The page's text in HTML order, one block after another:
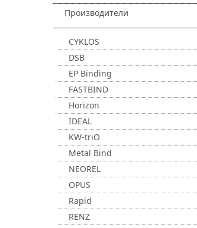
Производители
CYKLOS
DSB
EP Binding
FASTBIND
Horizon
IDEAL
KW-triO
Metal Bind
NEOREL
OPUS
Rapid
RENZ